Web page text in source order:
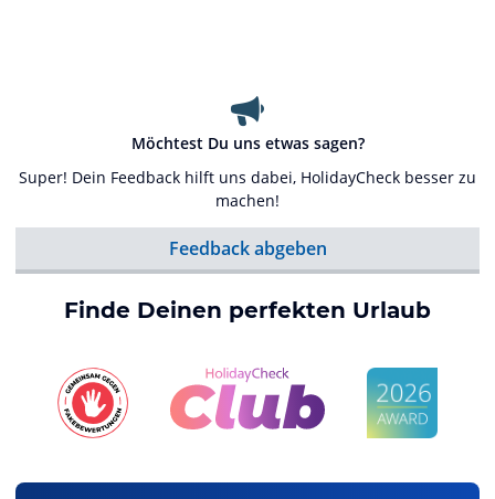
Möchtest Du uns etwas sagen?
Super! Dein Feedback hilft uns dabei, HolidayCheck besser zu
machen!
Feedback abgeben
Finde Deinen perfekten Urlaub